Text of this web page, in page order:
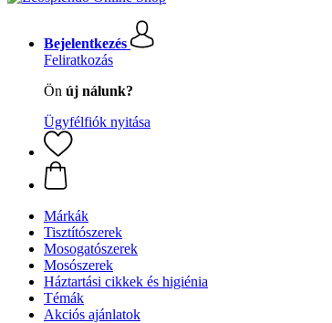
Bejelentkezés
Feliratkozás
Ön új nálunk?
Ügyfélfiók nyitása
Márkák
Tisztítószerek
Mosogatószerek
Mosószerek
Háztartási cikkek és higiénia
Témák
Akciós ajánlatok